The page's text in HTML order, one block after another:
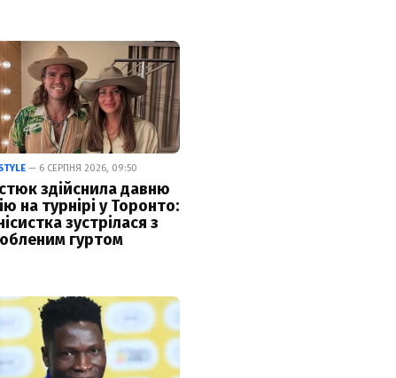
— 6 СЕРПНЯ 2026, 09:50
здійснила давню
на турнірі у Торонто:
зустрілася з
гуртом